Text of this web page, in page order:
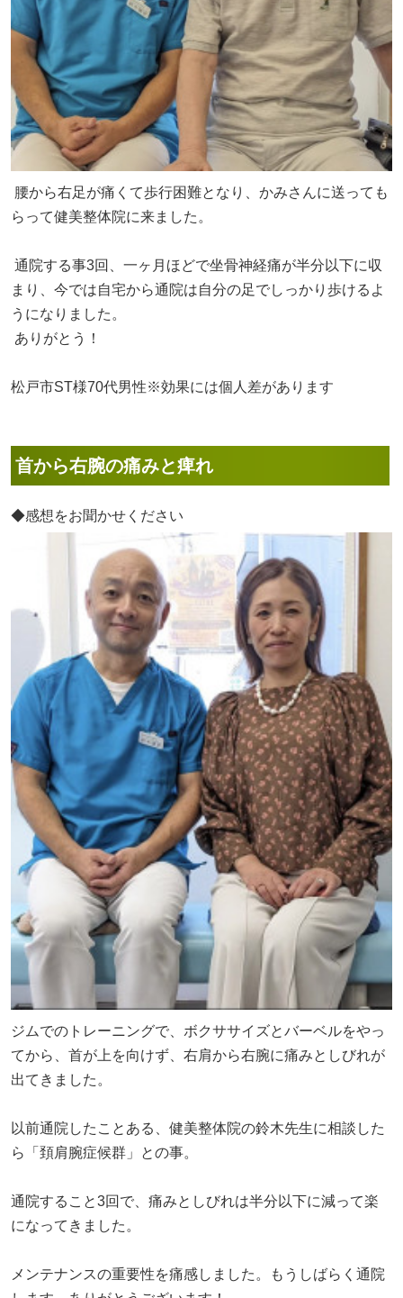
腰から右足が痛くて歩行困難となり、かみさんに送っても
らって健美整体院に来ました。
通院する事3回、一ヶ月ほどで坐骨神経痛が半分以下に収
まり、今では自宅から通院は自分の足でしっかり歩けるよ
うになりました。
ありがとう！
松戸市ST様70代男性※効果には個人差があります
首から右腕の痛みと痺れ
◆感想をお聞かせください
ジムでのトレーニングで、ボクササイズとバーベルをやっ
てから、首が上を向けず、右肩から右腕に痛みとしびれが
出てきました。
以前通院したことある、健美整体院の鈴木先生に相談した
ら「頚肩腕症候群」との事。
通院すること3回で、痛みとしびれは半分以下に減って楽
になってきました。
メンテナンスの重要性を痛感しました。もうしばらく通院